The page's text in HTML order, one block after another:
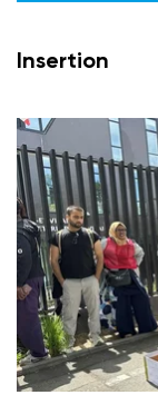
Insertion